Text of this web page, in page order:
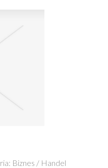
Biznes / Handel